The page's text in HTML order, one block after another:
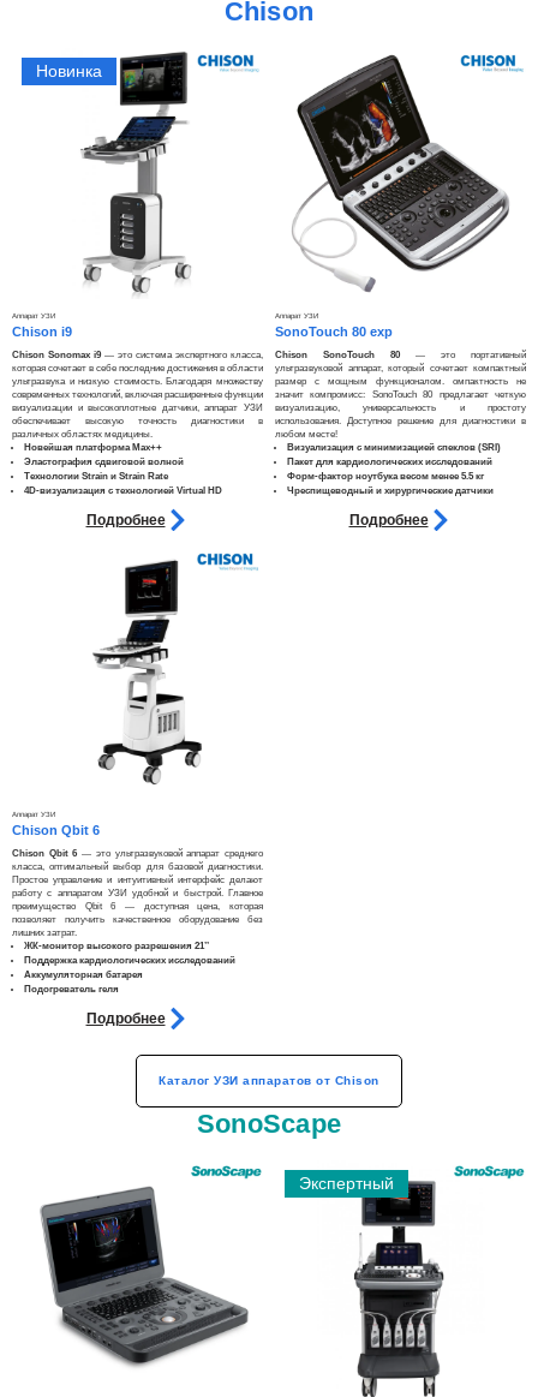
Chison
Новинка
Аппарат УЗИ
Chison i9
Chison Sonomax i9— это система экспертного класса,
которая сочетает в себе последние достижения в области
ультразвука и низкую стоимость. Благодаря множеству
современных технологий, включая расширенные функции
визуализации и высокоплотные датчики, аппарат УЗИ
обеспечивает высокую точность диагностики в
различных областях медицины.
Новейшая платформа Max++
Эластография сдвиговой волной
Технологии Strain и Strain Rate
4D-визуализация с технологией Virtual HD
Подробнее
Аппарат УЗИ
SonoTouch 80 exp
Chison SonoTouch 80 — это портативный
ультразвуковой аппарат, который сочетает компактный
размер с мощным функционалом. омпактность не
значит компромисс: SonoTouch 80 предлагает четкую
визуализацию, универсальность и простоту
использования. Доступное решение для диагностики в
любом месте!
Визуализация с минимизацией спеклов (SRI)
Пакет для кардиологических исследований
Форм-фактор ноутбука весом менее 5.5 кг
Чреспищеводный и хирургические датчики
Подробнее
Аппарат УЗИ
Chison Qbit 6
Chison Qbit 6— это ультразвуковой аппарат среднего
класса, оптимальный выбор для базовой диагностики.
Простое управление и интуитивный интерфейс делают
работу с аппаратом УЗИ удобной и быстрой. Главное
преимущество Qbit 6 — доступная цена, которая
позволяет получить качественное оборудование без
лишних затрат.​
ЖК-монитор высокого разрешения 21’’
Поддержка кардиологических исследований
Аккумуляторная батарея
Подогреватель геля
Подробнее
Каталог УЗИ аппаратов от Chison
SonoScape
Экспертный